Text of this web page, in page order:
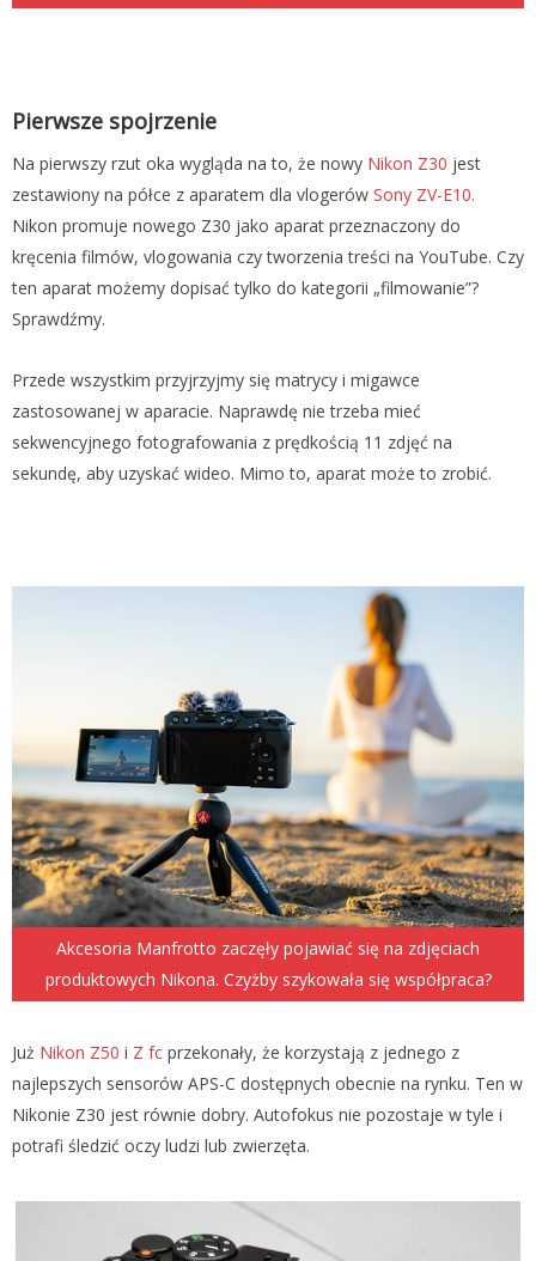
Pierwsze spojrzenie
Na pierwszy rzut oka wygląda na to, że nowy Nikon Z30 jest
zestawiony na półce z aparatem dla vlogerów Sony ZV-E10.
Nikon promuje nowego Z30 jako aparat przeznaczony do
kręcenia filmów, vlogowania czy tworzenia treści na YouTube. Czy
ten aparat możemy dopisać tylko do kategorii „filmowanie”?
Sprawdźmy.
Przede wszystkim przyjrzyjmy się matrycy i migawce
zastosowanej w aparacie. Naprawdę nie trzeba mieć
sekwencyjnego fotografowania z prędkością 11 zdjęć na
sekundę, aby uzyskać wideo. Mimo to, aparat może to zrobić.
Akcesoria Manfrotto zaczęły pojawiać się na zdjęciach
produktowych Nikona. Czyżby szykowała się współpraca?
Już Nikon Z50 i Z fc przekonały, że korzystają z jednego z
najlepszych sensorów APS-C dostępnych obecnie na rynku. Ten w
Nikonie Z30 jest równie dobry. Autofokus nie pozostaje w tyle i
potrafi śledzić oczy ludzi lub zwierzęta.